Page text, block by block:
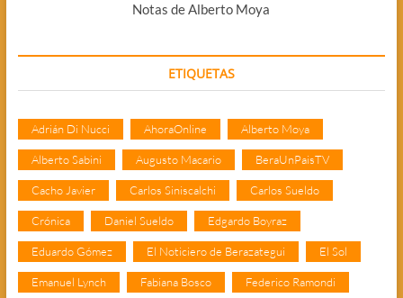
Notas de Alberto Moya
ETIQUETAS
Adrián Di Nucci AhoraOnline Alberto Moya
Alberto Sabini Augusto Macario BeraUnPaisTV
Cacho Javier Carlos Siniscalchi Carlos Sueldo
Crónica Daniel Sueldo Edgardo Boyraz
Eduardo Gómez El Noticiero de Berazategui El Sol
Emanuel Lynch Fabiana Bosco Federico Ramondi